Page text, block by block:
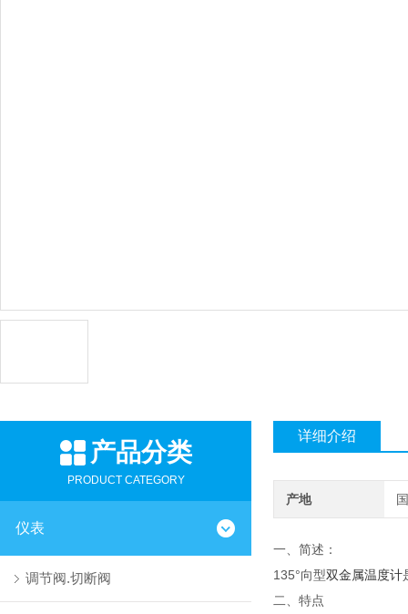
产品分类
PRODUCT CATEGORY
仪表
调节阀.切断阀
详细介绍
产地
一、简述：
135°向型双金属温度计
二、特点